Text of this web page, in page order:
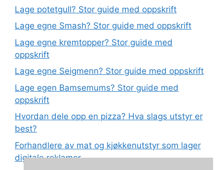
Lage potetgull? Stor guide med oppskrift
Lage egne Smash? Stor guide med oppskrift
Lage egne kremtopper? Stor guide med
oppskrift
Lage egne Seigmenn? Stor guide med oppskrift
Lage egen Bamsemums? Stor guide med
oppskrift
Hvordan dele opp en pizza? Hva slags utstyr er
best?
Forhandlere av mat og kjøkkenutstyr som lager
digitale reklamer